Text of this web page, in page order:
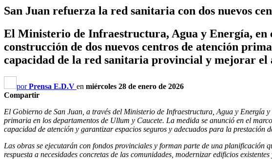
San Juan refuerza la red sanitaria con dos nuevos
El Ministerio de Infraestructura, Agua y Energía,
construcción de dos nuevos centros de atención
capacidad de la red sanitaria provincial y mejorar el
porPrensa E.D.V en miércoles 28 de enero de 2026
Compartir
El Gobierno de San Juan, a través del Ministerio de Infraestructura, Agua y Energía
primaria en los departamentos de Ullum y Caucete. La medida se anunció en el
capacidad de atención y garantizar espacios seguros y adecuados para la prestación
Las obras se ejecutarán con fondos provinciales y forman parte de una
respuesta a necesidades concretas de las comunidades, modernizar edificios